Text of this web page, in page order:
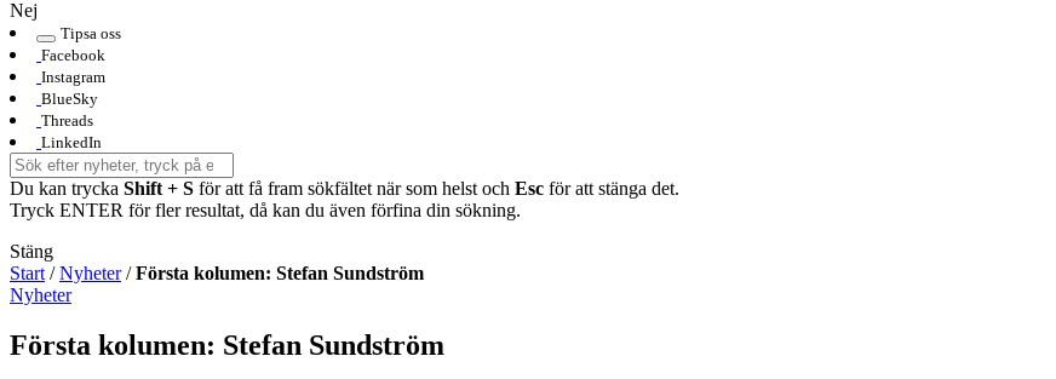
Nej
Tipsa oss
Facebook
Instagram
BlueSky
Threads
LinkedIn
Du kan trycka Shift + S för att få fram sökfältet när som helst och Esc för att stänga det.
Tryck ENTER för fler resultat, då kan du även förfina din sökning.
Stäng
Start /Nyheter/Första kolumen: Stefan Sundström
Nyheter
Första kolumen: Stefan Sundström